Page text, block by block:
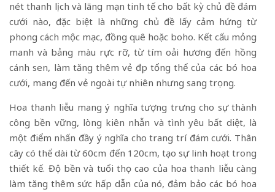
nét thanh lịch và lãng mạn tinh tế cho bất kỳ chủ đề đám
cưới nào, đặc biệt là những chủ đề lấy cảm hứng từ
phong cách mộc mạc, đồng quê hoặc boho. Kết cấu mỏng
manh và bảng màu rực rỡ, từ tím oải hương đến hồng
cánh sen, làm tăng thêm vẻ đẹp tổng thể của các bó hoa
cưới, mang đến vẻ ngoài tự nhiên nhưng sang trọng.
Hoa thanh liễu mang ý nghĩa tượng trưng cho sự thành
công bền vững, lòng kiên nhẫn và tình yêu bất diệt, là
một điểm nhấn đầy ý nghĩa cho trang trí đám cưới. Thân
cây có thể dài từ 60cm đến 120cm, tạo sự linh hoạt trong
thiết kế. Độ bền và tuổi thọ cao của hoa thanh liễu càng
làm tăng thêm sức hấp dẫn của nó, đảm bảo các bó hoa